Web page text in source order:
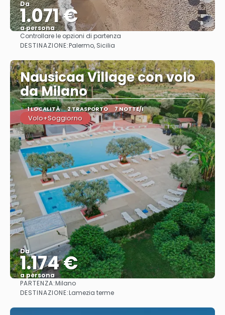
Da
1.071 €
a persona
Vedere
Controllare le opzioni di partenza
DESTINAZIONE:Palermo, Sicilia
Nausicaa Village con volo
da Milano
1 LOCALITÀ 2 TRASPORTO 7 NOTTE/I
Volo+Soggiorno
Da
1.174 €
a persona
PARTENZA:Milano
DESTINAZIONE:Lamezia terme